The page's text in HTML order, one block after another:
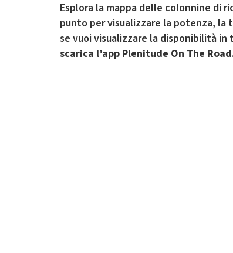
Esplora la mappa delle colonnine di
punto per visualizzare la potenza, la
se vuoi visualizzare la disponibilità
scarica l’app Plenitude On The Road.